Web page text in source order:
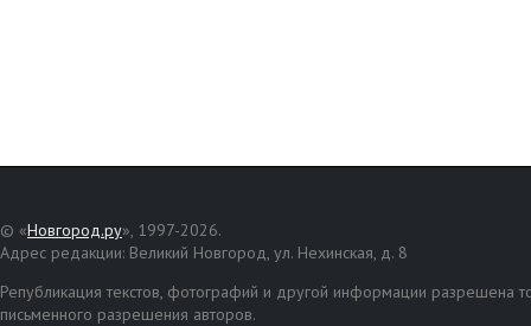
© «Новгород.ру», 1997-2026.
Адрес редакции: Великий Новгород, ул. Нехинская, д. 8
Републикация текстов, фотографий и другой информации разрешена
письменного разрешения авторов.